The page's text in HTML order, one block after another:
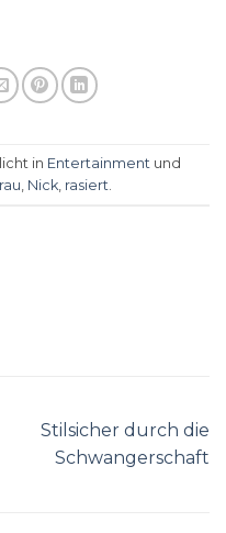
in Entertainment und
Nick rasiert
Stilsicher durch die
Schwangerschaft